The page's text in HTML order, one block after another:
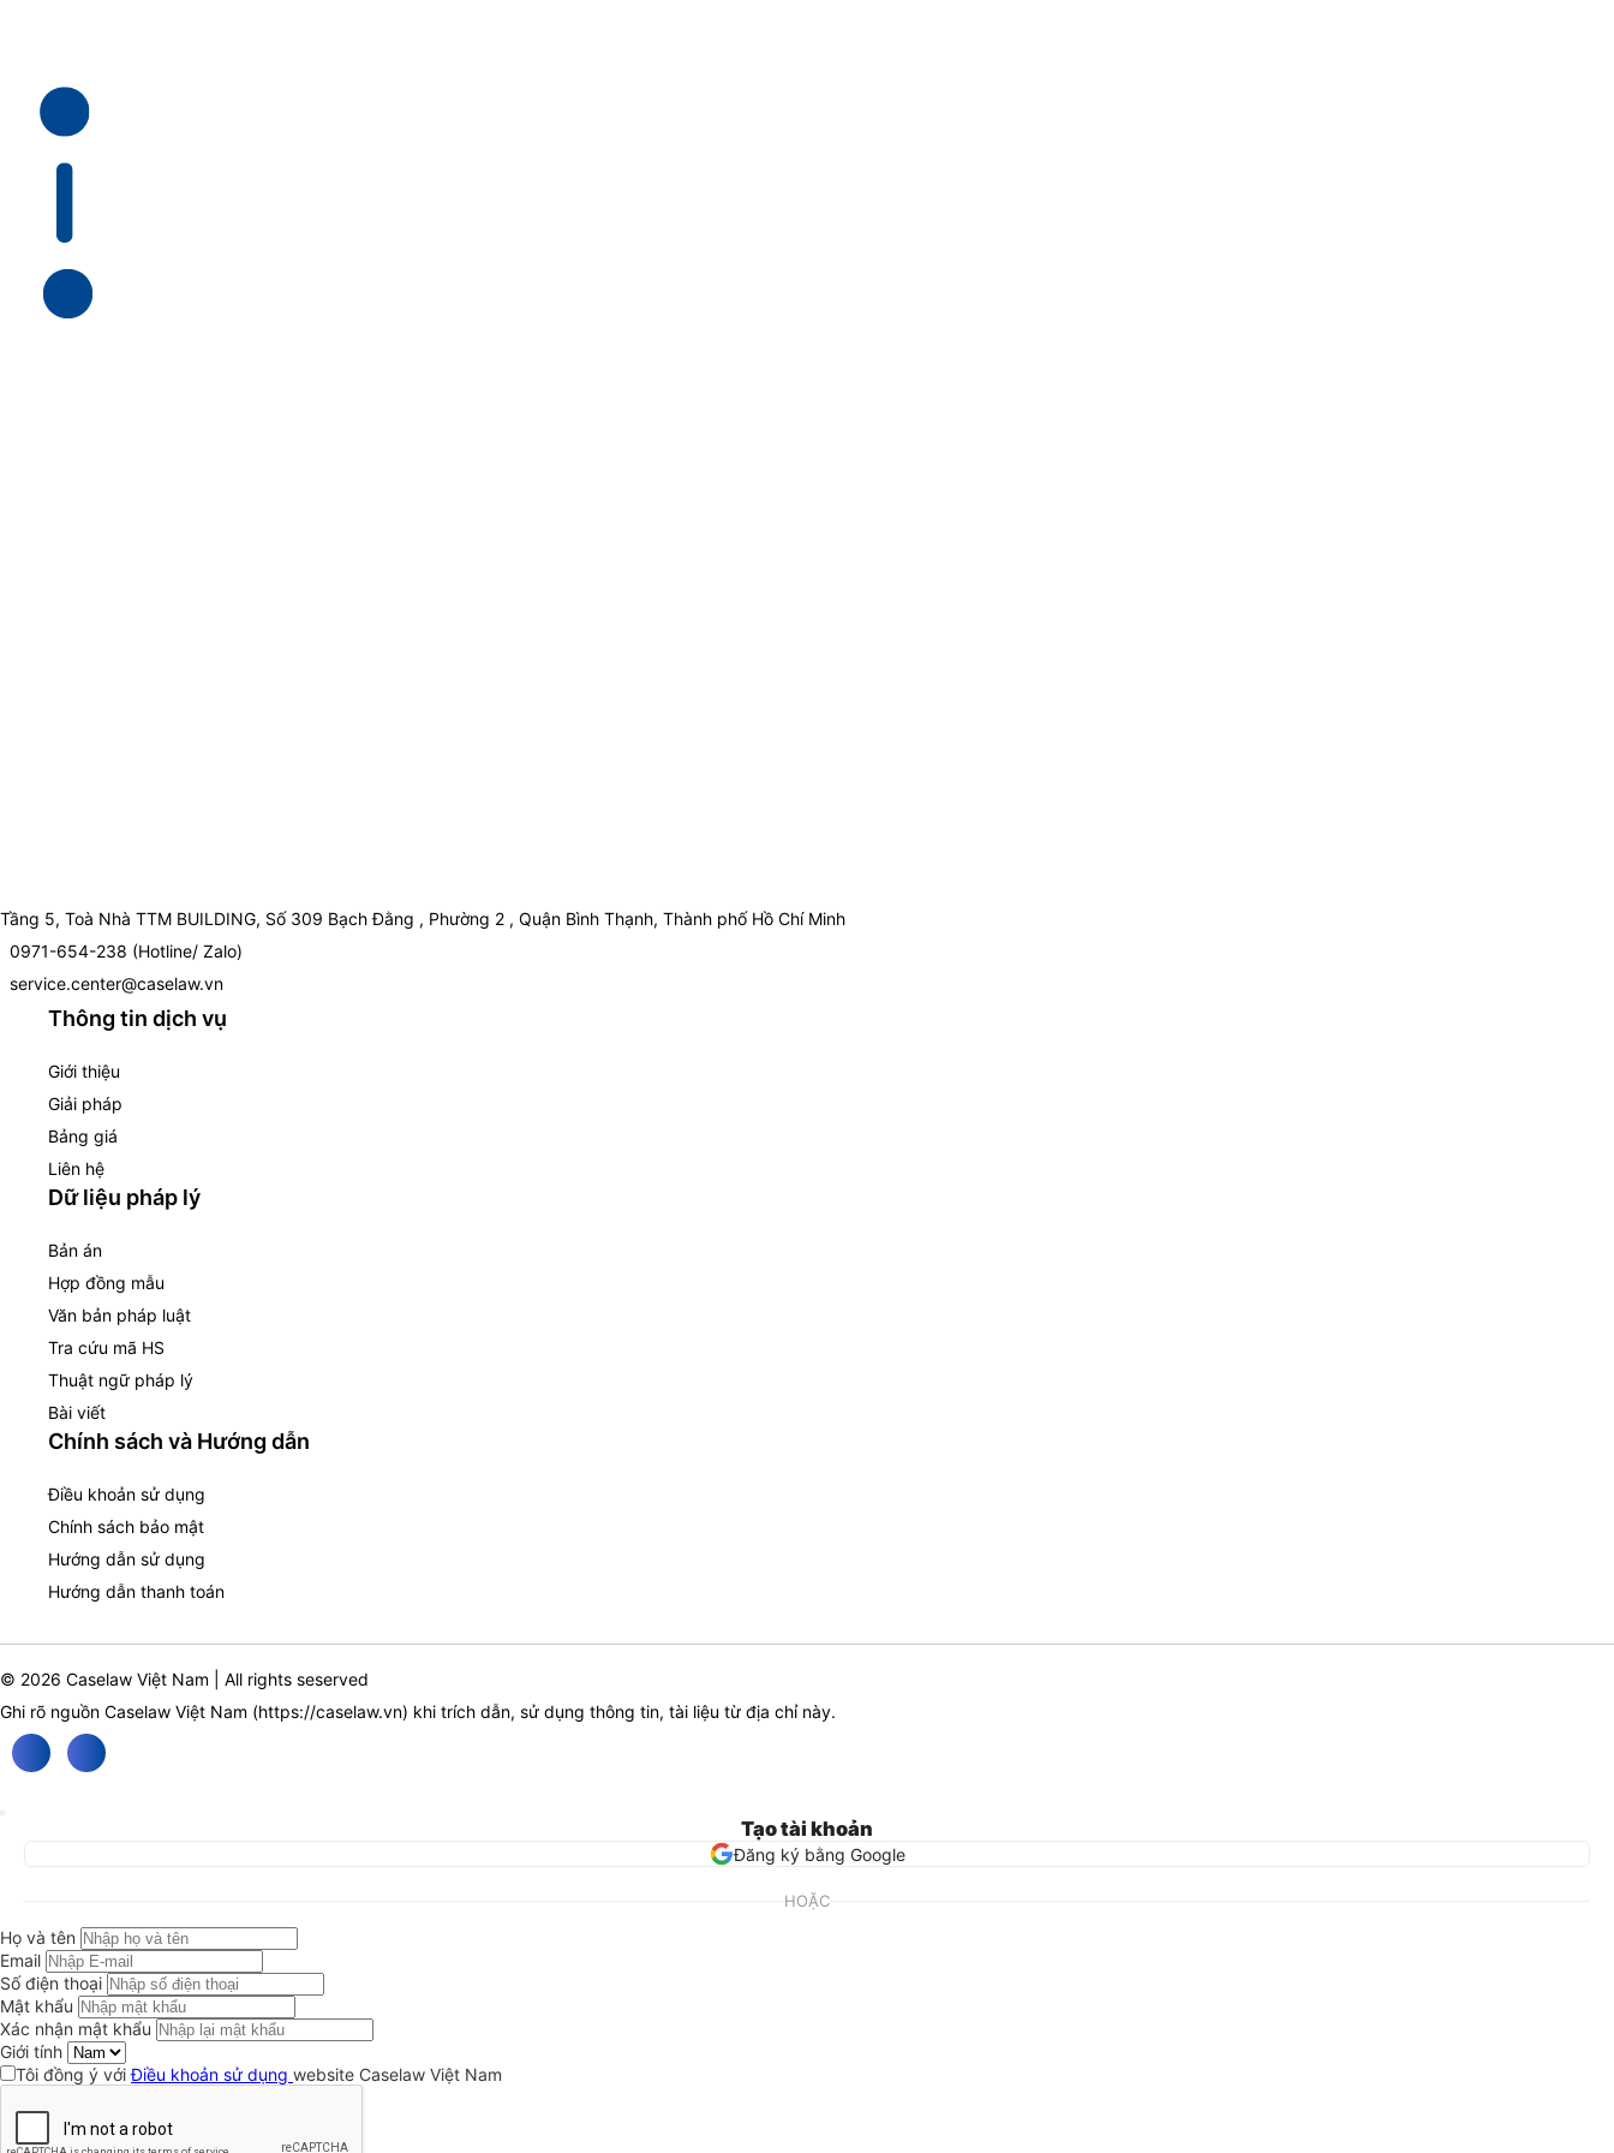
Tầng 5, Toà Nhà TTM BUILDING, Số 309 Bạch Đằng , Phường 2 , Quận Bình Thạnh, Thành phố Hồ Chí Minh
0971-654-238 (Hotline/ Zalo)
service.center@caselaw.vn
Thông tin dịch vụ
Giới thiệu
Giải pháp
Bảng giá
Liên hệ
Dữ liệu pháp lý
Bản án
Hợp đồng mẫu
Văn bản pháp luật
Tra cứu mã HS
Thuật ngữ pháp lý
Bài viết
Chính sách và Hướng dẫn
Điều khoản sử dụng
Chính sách bảo mật
Hướng dẫn sử dụng
Hướng dẫn thanh toán
© 2026 Caselaw Việt Nam | All rights seserved
Ghi rõ nguồn Caselaw Việt Nam (https://caselaw.vn) khi trích dẫn, sử dụng thông tin, tài liệu từ địa chỉ này.
Tạo tài khoản
Đăng ký bằng Google
HOẶC
Họ và tên
Email
Số điện thoại
Mật khẩu
Xác nhận mật khẩu
Giới tính
Tôi đồng ý vớiĐiều khoản sử dụng website Caselaw Việt Nam